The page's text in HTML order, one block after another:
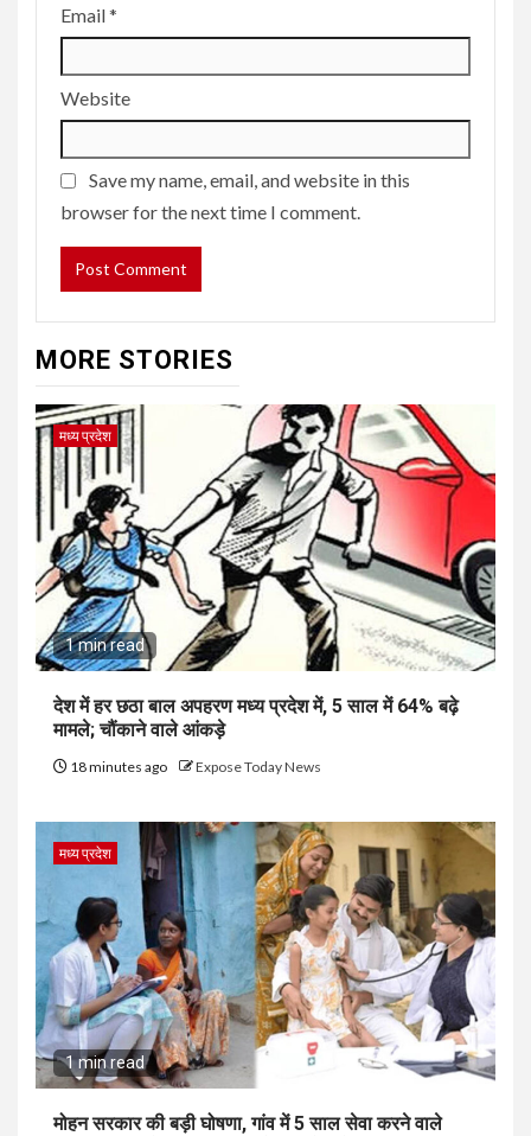
Email*
Website
Save my name, email, and website in this
browser for the next time I comment.
MORE STORIES
मध्य प्रदेश
1 min read
देश में हर छठा बाल अपहरण मध्य प्रदेश में, 5 साल में 64% बढ़े
मामले; चौंकाने वाले आंकड़े
18 minutes ago Expose Today News
मध्य प्रदेश
1 min read
मोहन सरकार की बड़ी घोषणा, गांव में 5 साल सेवा करने वाले